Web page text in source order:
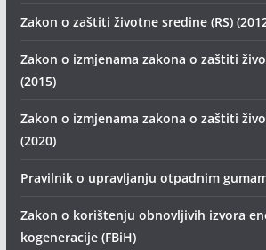
Zakon o zaštiti životne sredine (RS)
Zakon o izmjenama zakona o zaštiti
(2015)
Zakon o izmjenama zakona o zaštiti
(2020)
Pravilnik o upravljanju otpadnim
Zakon o korištenju obnovljivih izvora
kogeneracije (FBiH)